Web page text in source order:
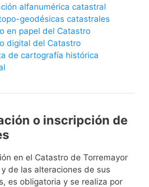
alfanumérica catastral
geodésicas catastrales
en papel del Catastro
digital del Catastro
de cartografía histórica
o inscripción de
en el Catastro de Torremayor
de las alteraciones de sus
es obligatoria y se realiza por